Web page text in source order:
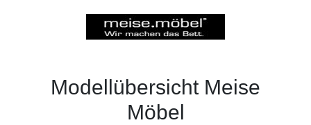
Modellübersicht Meise
Möbel
Polsterplaner